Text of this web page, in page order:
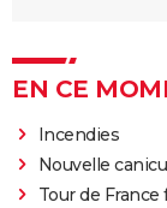
EN CE
Incendies
Nouvelle
Tour de